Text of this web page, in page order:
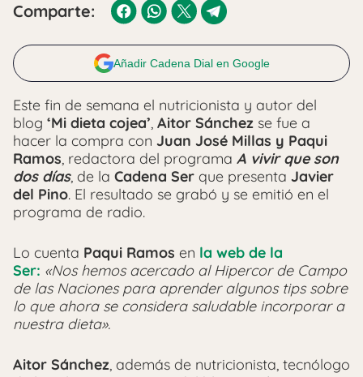
Comparte:
Añadir Cadena Dial en Google
Este fin de semana el nutricionista y autor del
blog ‘Mi dieta cojea’, Aitor Sánchez se fue a
hacer la compra con Juan José Millas y Paqui
Ramos, redactora del programa A vivir que son
dos días, de la Cadena Ser que presenta Javier
del Pino. El resultado se grabó y se emitió en el
programa de radio.
Lo cuenta Paqui Ramos en la web de la
Ser: «Nos hemos acercado al Hipercor de Campo
de las Naciones para aprender algunos tips sobre
lo que ahora se considera saludable incorporar a
nuestra dieta».
Aitor Sánchez, además de nutricionista, tecnólogo